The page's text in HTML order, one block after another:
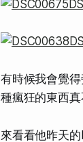
有時候我會覺
種瘋狂的東西真
來看看他昨天